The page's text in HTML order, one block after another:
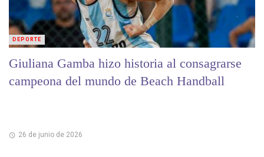
Giuliana Gamba hizo historia al consagrarse
campeona del mundo de Beach Handball
26 de junio de 2026
DEPORTE